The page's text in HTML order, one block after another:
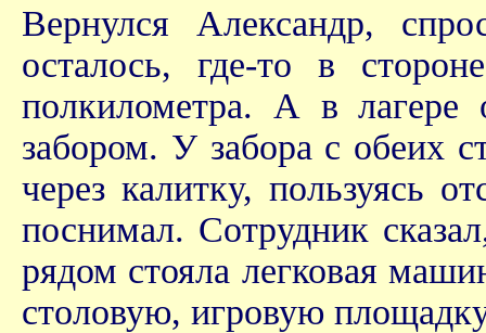
Вернулся Александр,
осталось, где-то в
полкилометра. А в
забором. У забора с обеих
через калитку, пользуясь
поснимал. Сотрудник
рядом стояла легковая
столовую, игровую